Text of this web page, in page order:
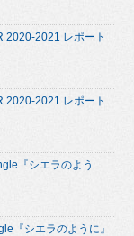
2020-2021 レポート
2020-2021 レポート
『シエラのよう
『シエラのように』